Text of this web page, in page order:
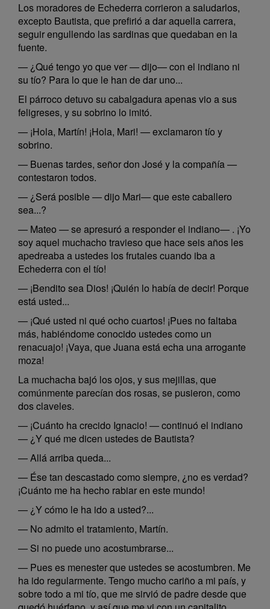
Los moradores de Echederra corrieron a saludarlos,
excepto Bautista, que prefirió a dar aquella carrera,
seguir engullendo las sardinas que quedaban en la
fuente.
— ¿Qué tengo yo que ver — dijo— con el indiano ni
su tío? Para lo que le han de dar uno...
El párroco detuvo su cabalgadura apenas vio a sus
feligreses, y su sobrino lo imitó.
— ¡Hola, Martín! ¡Hola, Mari! — exclamaron tío y
sobrino.
— Buenas tardes, señor don José y la compañía —
contestaron todos.
— ¿Será posible — dijo Mari— que este caballero
sea...?
— Mateo — se apresuró a responder el indiano— . ¡Yo
soy aquel muchacho travieso que hace seis años les
apedreaba a ustedes los frutales cuando iba a
Echederra con el tío!
— ¡Bendito sea Dios! ¡Quién lo había de decir! Porque
está usted...
— ¡Qué usted ni qué ocho cuartos! ¡Pues no faltaba
más, habiéndome conocido ustedes como un
renacuajo! ¡Vaya, que Juana está echa una arrogante
moza!
La muchacha bajó los ojos, y sus mejillas, que
comúnmente parecían dos rosas, se pusieron, como
dos claveles.
— ¡Cuánto ha crecido Ignacio! — continuó el indiano
— ¿Y qué me dicen ustedes de Bautista?
— Allá arriba queda...
— Ése tan descastado como siempre, ¿no es verdad?
¡Cuánto me ha hecho rabiar en este mundo!
— ¿Y cómo le ha ido a usted?...
— No admito el tratamiento, Martín.
— Si no puede uno acostumbrarse...
— Pues es menester que ustedes se acostumbren. Me
ha ido regularmente. Tengo mucho cariño a mi país, y
sobre todo a mi tío, que me sirvió de padre desde que